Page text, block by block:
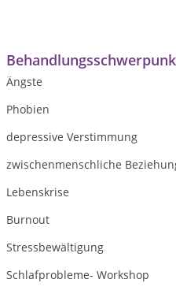
Ängste
Phobien
depressive Verstimmung
zwischenmenschliche
Lebenskrise
Burnout
Stressbewältigung
Schlafprobleme- Workshop